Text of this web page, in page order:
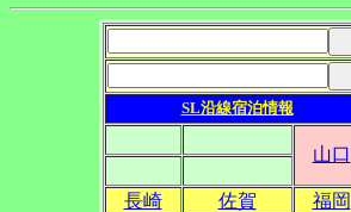
SL沿線宿泊情報
山口
長崎
佐賀
福岡